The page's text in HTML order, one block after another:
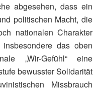
abgesehen, dass ein
politischen Macht, die
nationalen Charakter
das oben
„Wir-Gefühl“ eine
bewusster Solidarität
Missbrauch